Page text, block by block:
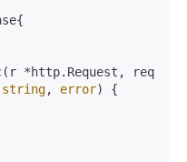
(r *http.Request, req
string, error) {